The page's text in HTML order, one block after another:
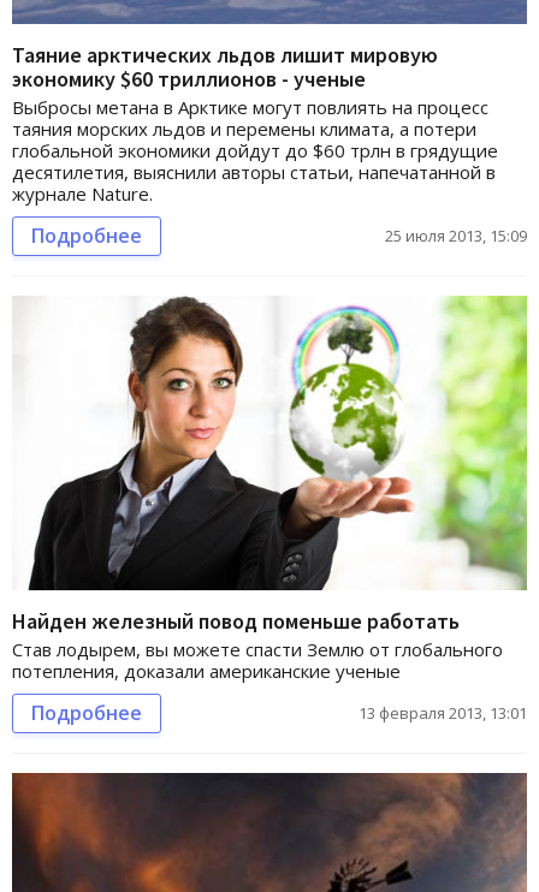
Таяние арктических льдов лишит мировую
экономику $60 триллионов - ученые
Выбросы метана в Арктике могут повлиять на процесс
таяния морских льдов и перемены климата, а потери
глобальной экономики дойдут до $60 трлн в грядущие
десятилетия, выяснили авторы статьи, напечатанной в
журнале Nature.
Подробнее 25 июля 2013, 15:09
Найден железный повод поменьше работать
Став лодырем, вы можете спасти Землю от глобального
потепления, доказали американские ученые
Подробнее 13 февраля 2013, 13:01